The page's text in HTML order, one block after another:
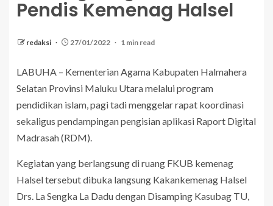
Pendis Kemenag Halsel
redaksi 27/01/2022 1 min read
LABUHA – Kementerian Agama Kabupaten Halmahera
Selatan Provinsi Maluku Utara melalui program
pendidikan islam, pagi tadi menggelar rapat koordinasi
sekaligus pendampingan pengisian aplikasi Raport Digital
Madrasah (RDM).
Kegiatan yang berlangsung di ruang FKUB kemenag
Halsel tersebut dibuka langsung Kakankemenag Halsel
Drs. La Sengka La Dadu dengan Disamping Kasubag TU,